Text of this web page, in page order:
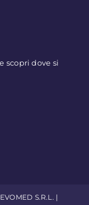
scopri dove si
S.R.L. |